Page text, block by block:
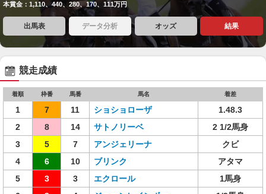
本賞金：1,110、440、280、170、111万円
出馬表 データ分析 オッズ 結果
競走成績
着順 枠番 馬番 馬名 着差
1 7 11 ショショローザ
1.48.3
2
8 14 サトノリーベ
2 1/2馬身
3
5 7 アンジェリーナ
クビ
4
6 10 ブリンク
アタマ
5
3 3 エクロール
1馬身